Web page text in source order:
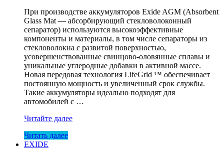
При производстве аккумуляторов Exide AGM (Absorbent
Glass Mat — абсорбирующий стекловолоконный
сепаратор) используются высокоэффективные
компоненты и материалы, в том числе сепараторы из
стекловолокна с развитой поверхностью,
усовершенствованные свинцово-оловянные сплавы и
уникальные углеродные добавки в активной массе.
Новая передовая технология LifeGrid ™ обеспечивает
постоянную мощность и увеличенный срок службы.
Такие аккумуляторы идеально подходят для
автомобилей с …
Акк
Ah
680А
Читайте далее
Читать далее
EXIDE